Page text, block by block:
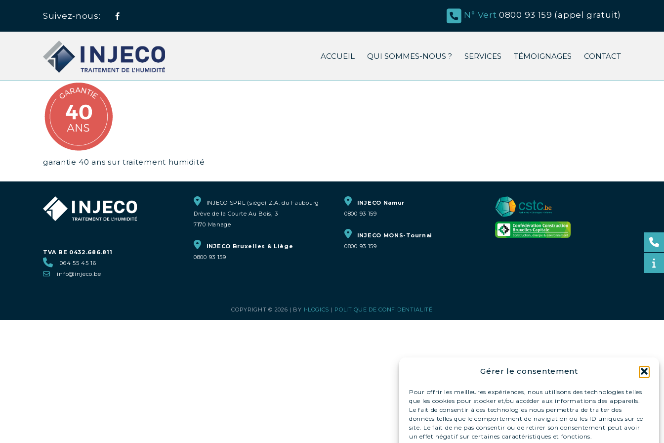
Gérer le consentement
Pour offrir les meilleures expériences, nous utilisons des technologies telles
que les cookies pour stocker et/ou accéder aux informations des appareils.
Le fait de consentir à ces technologies nous permettra de traiter des
données telles que le comportement de navigation ou les ID uniques sur ce
site. Le fait de ne pas consentir ou de retirer son consentement peut avoir
un effet négatif sur certaines caractéristiques et fonctions.
Suivez-nous: Facebook N° Vert 0800 93 159 (appel gratuit)
ACCUEIL QUI SOMMES-NOUS ? SERVICES TÉMOIGNAGES CONTACT
garantie 40 ans sur traitement humidité
TVA BE 0432.686.811
064 55 45 16
info@injeco.be
INJECO SPRL (siège) Z.A. du Faubourg
Drève de la Courte Au Bois, 3
7170 Manage
INJECO Bruxelles & Liège
0800 93 159
INJECO Namur
0800 93 159
INJECO MONS-Tournai
0800 93 159
COPYRIGHT © 2026 | BY I-LOGICS | POLITIQUE DE CONFIDENTIALITÉ